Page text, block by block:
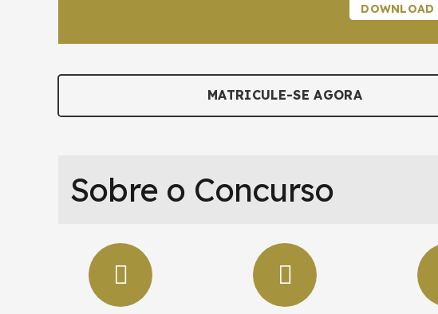
DOWNLOAD
MATRICULE-SE AGORA
Sobre o Concurso